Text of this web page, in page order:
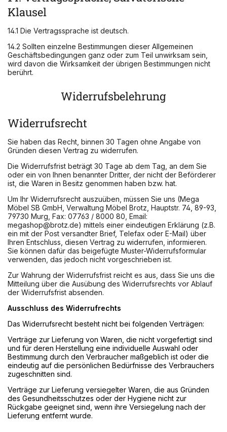
Klausel
14.1 Die Vertragssprache ist deutsch.
14.2 Sollten einzelne Bestimmungen dieser Allgemeinen
Geschäftsbedingungen ganz oder zum Teil unwirksam sein,
wird davon die Wirksamkeit der übrigen Bestimmungen nicht
berührt.
Widerrufsbelehrung
Widerrufsrecht
Sie haben das Recht, binnen 30 Tagen ohne Angabe von
Gründen diesen Vertrag zu widerrufen.
Die Widerrufsfrist beträgt 30 Tage ab dem Tag, an dem Sie
oder ein von Ihnen benannter Dritter, der nicht der Beförderer
ist, die Waren in Besitz genommen haben bzw. hat.
Um Ihr Widerrufsrecht auszuüben, müssen Sie uns (Mega
Möbel SB GmbH, Verwaltung Möbel Brotz, Hauptstr. 74, 89-93,
79730 Murg, Fax: 07763 / 8000 80, Email:
megashop@brotz.de) mittels einer eindeutigen Erklärung (z.B.
ein mit der Post versandter Brief, Telefax oder E-Mail) über
Ihren Entschluss, diesen Vertrag zu widerrufen, informieren.
Sie können dafür das beigefügte Muster-Widerrufsformular
verwenden, das jedoch nicht vorgeschrieben ist.
Zur Wahrung der Widerrufsfrist reicht es aus, dass Sie uns die
Mitteilung über die Ausübung des Widerrufsrechts vor Ablauf
der Widerrufsfrist absenden.
Ausschluss des Widerrufrechts
Das Widerrufsrecht besteht nicht bei folgenden Verträgen:
Verträge zur Lieferung von Waren, die nicht vorgefertigt sind
und für deren Herstellung eine individuelle Auswahl oder
Bestimmung durch den Verbraucher maßgeblich ist oder die
eindeutig auf die persönlichen Bedürfnisse des Verbrauchers
zugeschnitten sind.
Verträge zur Lieferung versiegelter Waren, die aus Gründen
des Gesundheitsschutzes oder der Hygiene nicht zur
Rückgabe geeignet sind, wenn ihre Versiegelung nach der
Lieferung entfernt wurde.